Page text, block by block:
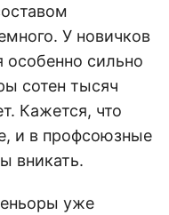
У новичков
особенно сильно
сотен тысяч
Кажется, что
и в профсоюзные
вникать.
уже